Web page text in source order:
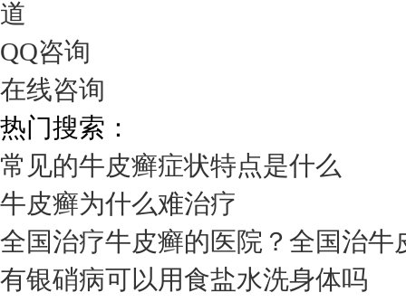
道
QQ咨询
在线咨询
热门搜索：
常见的牛皮癣症状特点是什么
牛皮癣为什么难治疗
全国治疗牛皮癣的医院？全国治牛
有银硝病可以用食盐水洗身体吗